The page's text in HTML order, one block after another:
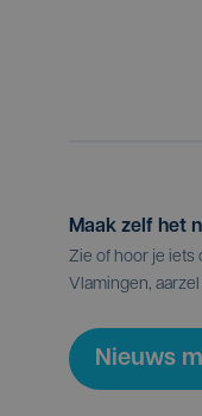
Maak zelf het
Zie of hoor je iets
Vlamingen,
Nieuws